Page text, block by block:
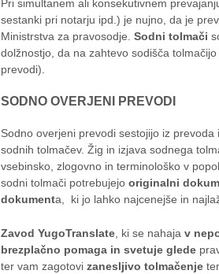
Pri simultanem ali konsekutivnem
sestanki pri notarju ipd.) je nujno, da je
Ministrstva za pravosodje. Sodni tolmači
dolžnostjo, da na zahtevo sodišča
prevodi).
SODNO OVERJENI PREVODI
Sodno overjeni prevodi sestojijo iz
sodnih tolmačev. Žig in izjava sodnega
vsebinsko, zlogovno in terminološko v
sodni tolmači potrebujejo originalni
dokumenta, ki jo lahko najcenejše in
Zavod YugoTranslate , ki se nahaja v
brezplačno pomaga in svetuje glede
ter vam zagotovi zanesljivo tolmačenje ter